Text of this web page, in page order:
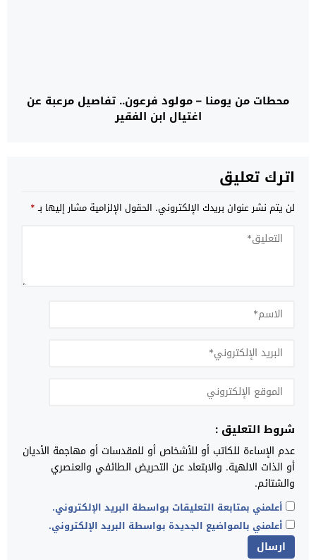
محطات من يومنا – مولود فرعون.. تفاصيل مرعبة عن
اغتيال ابن الفقير
اترك تعليق
لن يتم نشر عنوان بريدك الإلكتروني. الحقول الإلزامية مشار إليها بـ*
شروط التعليق :
عدم الإساءة للكاتب أو للأشخاص أو للمقدسات أو مهاجمة الأديان
أو الذات الالهية. والابتعاد عن التحريض الطائفي والعنصري
والشتائم.
أعلمني بمتابعة التعليقات بواسطة البريد الإلكتروني.
أعلمني بالمواضيع الجديدة بواسطة البريد الإلكتروني.